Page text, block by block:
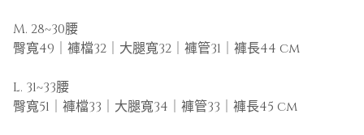
M. 28~30腰
臀寬49｜褲檔32｜大腿寬32｜褲管31｜褲長44 cm
L. 31~33腰
臀寬51｜褲檔33｜大腿寬34｜褲管33｜褲長45 cm